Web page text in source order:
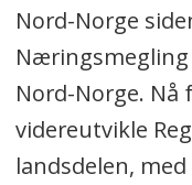
Nord-Norge
Næringsmegling
Nord-Norge. Nå
videreutvikle
landsdelen,